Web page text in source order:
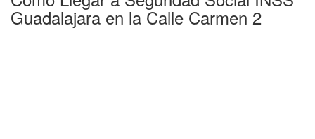
Guadalajara en la Calle Carmen 2